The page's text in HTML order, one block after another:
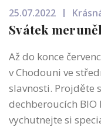
25.07.2022
Svátek
Až do konce
v Chodouni ve
slavnosti. Projděte
dechberoucích
vychutnejte si